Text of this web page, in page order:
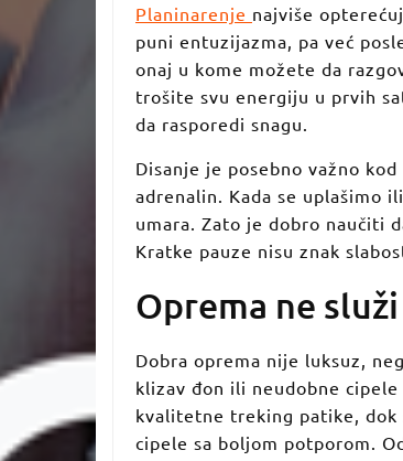
Planinarenje najviše
puni entuzijazma, pa već
onaj u kome možete da
trošite svu energiju u prvih
da rasporedi snagu.
Disanje je posebno važno
adrenalin. Kada se uplašimo
umara. Zato je dobro naučiti
Kratke pauze nisu znak
Oprema ne
Dobra oprema nije luksuz,
klizav đon ili neudobne
kvalitetne treking patike, dok
cipele sa boljom potporom.